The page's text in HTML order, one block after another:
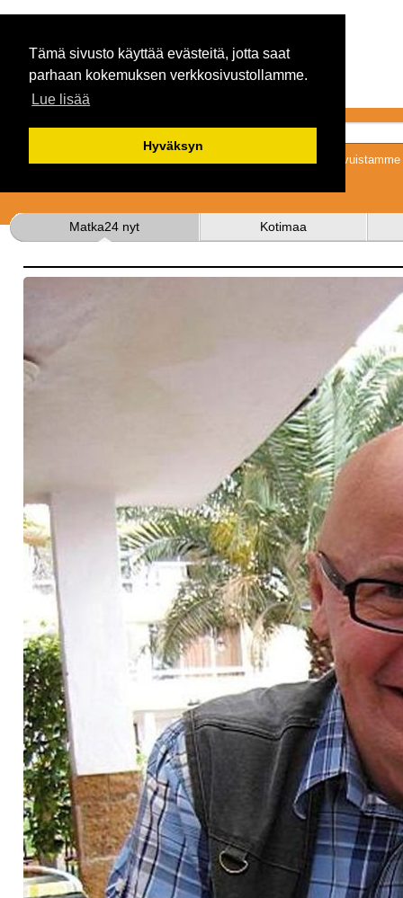
Tämä sivusto käyttää evästeitä, jotta saat
parhaan kokemuksen verkkosivustollamme.
Lue lisää
Hyväksyn
Tykkäämällä
Matka24 nyt Kotimaa